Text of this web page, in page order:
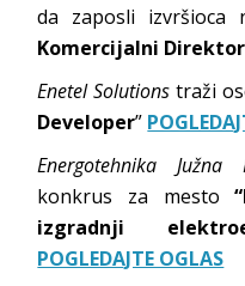
da zaposli izvršioca
Komercijalni Direktor
Enetel Solutions traži
Developer”
Energotehnika Južna
konkrus za mesto
izgradnji
POGLEDAJTE OGLAS